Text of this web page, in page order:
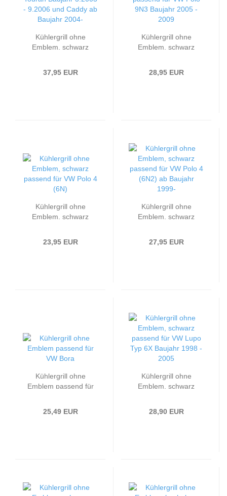
Kühlergrill ohne
Emblem, schwarz
- 9.2006 und Caddy ab
37,95 EUR
Kühlergrill ohne
Emblem, schwarz
2009
28,95 EUR
Kühlergrill ohne
Emblem, schwarz
23,95 EUR
Kühlergrill ohne
Emblem, schwarz
1999-
27,95 EUR
Kühlergrill ohne
Emblem passend für
25,49 EUR
Kühlergrill ohne
Emblem, schwarz
2005
28,90 EUR